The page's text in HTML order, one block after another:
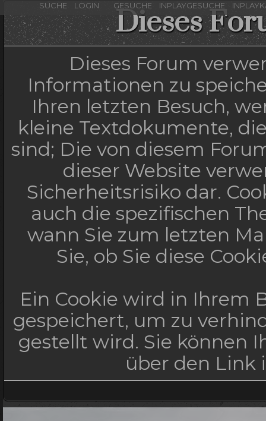
SUCHE LOGIN GESUCHE INPLAYGESUCHE
Dieses
Dieses Forum
Informationen zu
Ihren letzten Besuch,
kleine Textdokumente,
sind; Die von diesem
dieser Website
Sicherheitsrisiko dar.
auch die spezifischen
wann Sie zum letzten
Sie, ob Sie diese
Ein Cookie wird in Ihrem
gespeichert, um zu
gestellt wird. Sie können
über den Link